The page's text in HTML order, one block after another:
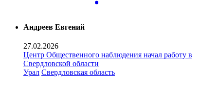
Андреев Евгений
27.02.2026
Центр Общественного наблюдения начал работу в
Свердловской области
Урал Свердловская область